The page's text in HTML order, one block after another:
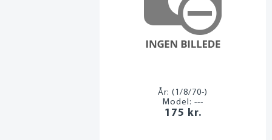
År:(1/8/70-)
Model: ---
175 kr.